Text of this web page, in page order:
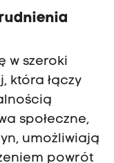
w szeroki
która łączy
społeczne,
umożliwiają
powrót